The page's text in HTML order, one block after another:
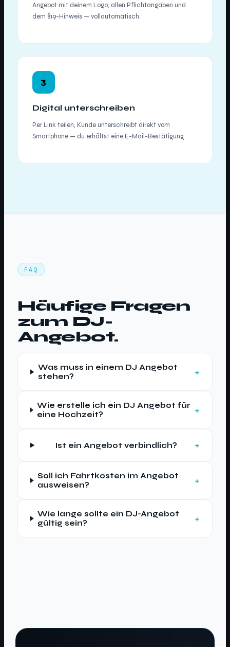
Angebot mit deinem Logo, allen Pflichtangaben und
dem §19-Hinweis — vollautomatisch.
3
Digital unterschreiben
Per Link teilen, Kunde unterschreibt direkt vom
Smartphone — du erhältst eine E-Mail-Bestätigung.
FAQ
Häufige Fragen
zum DJ-
Angebot.
Was muss in einem DJ Angebot
stehen?
Wie erstelle ich ein DJ Angebot für
eine Hochzeit?
Ist ein Angebot verbindlich?
Soll ich Fahrtkosten im Angebot
ausweisen?
Wie lange sollte ein DJ-Angebot
gültig sein?